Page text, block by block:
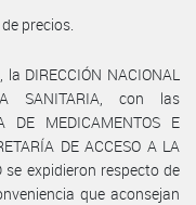
precios.
DIRECCIÓN NACIONAL
SANITARIA, con las
DE MEDICAMENTOS E
DE ACCESO A LA
se expidieron respecto de
que aconsejan